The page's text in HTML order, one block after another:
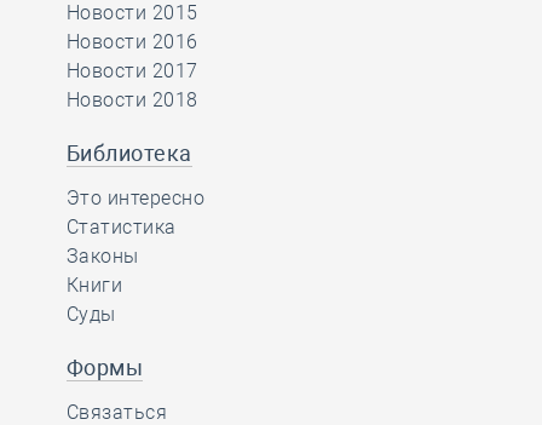
Новости 2015
Новости 2016
Новости 2017
Новости 2018
Библиотека
Это интересно
Статистика
Законы
Книги
Суды
Формы
Связаться